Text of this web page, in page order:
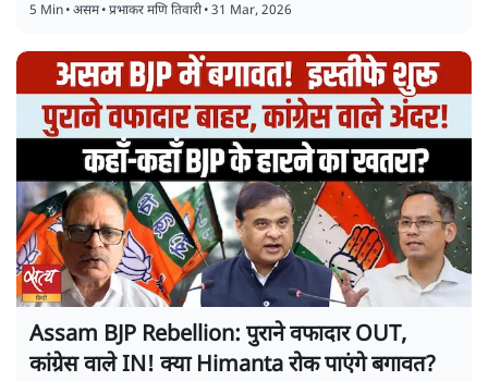
5 Min•असम•प्रभाकर मणि तिवारी•31 Mar, 2026
Assam BJP Rebellion: पुराने वफादार OUT,
कांग्रेस वाले IN! क्या Himanta रोक पाएंगे बगावत?